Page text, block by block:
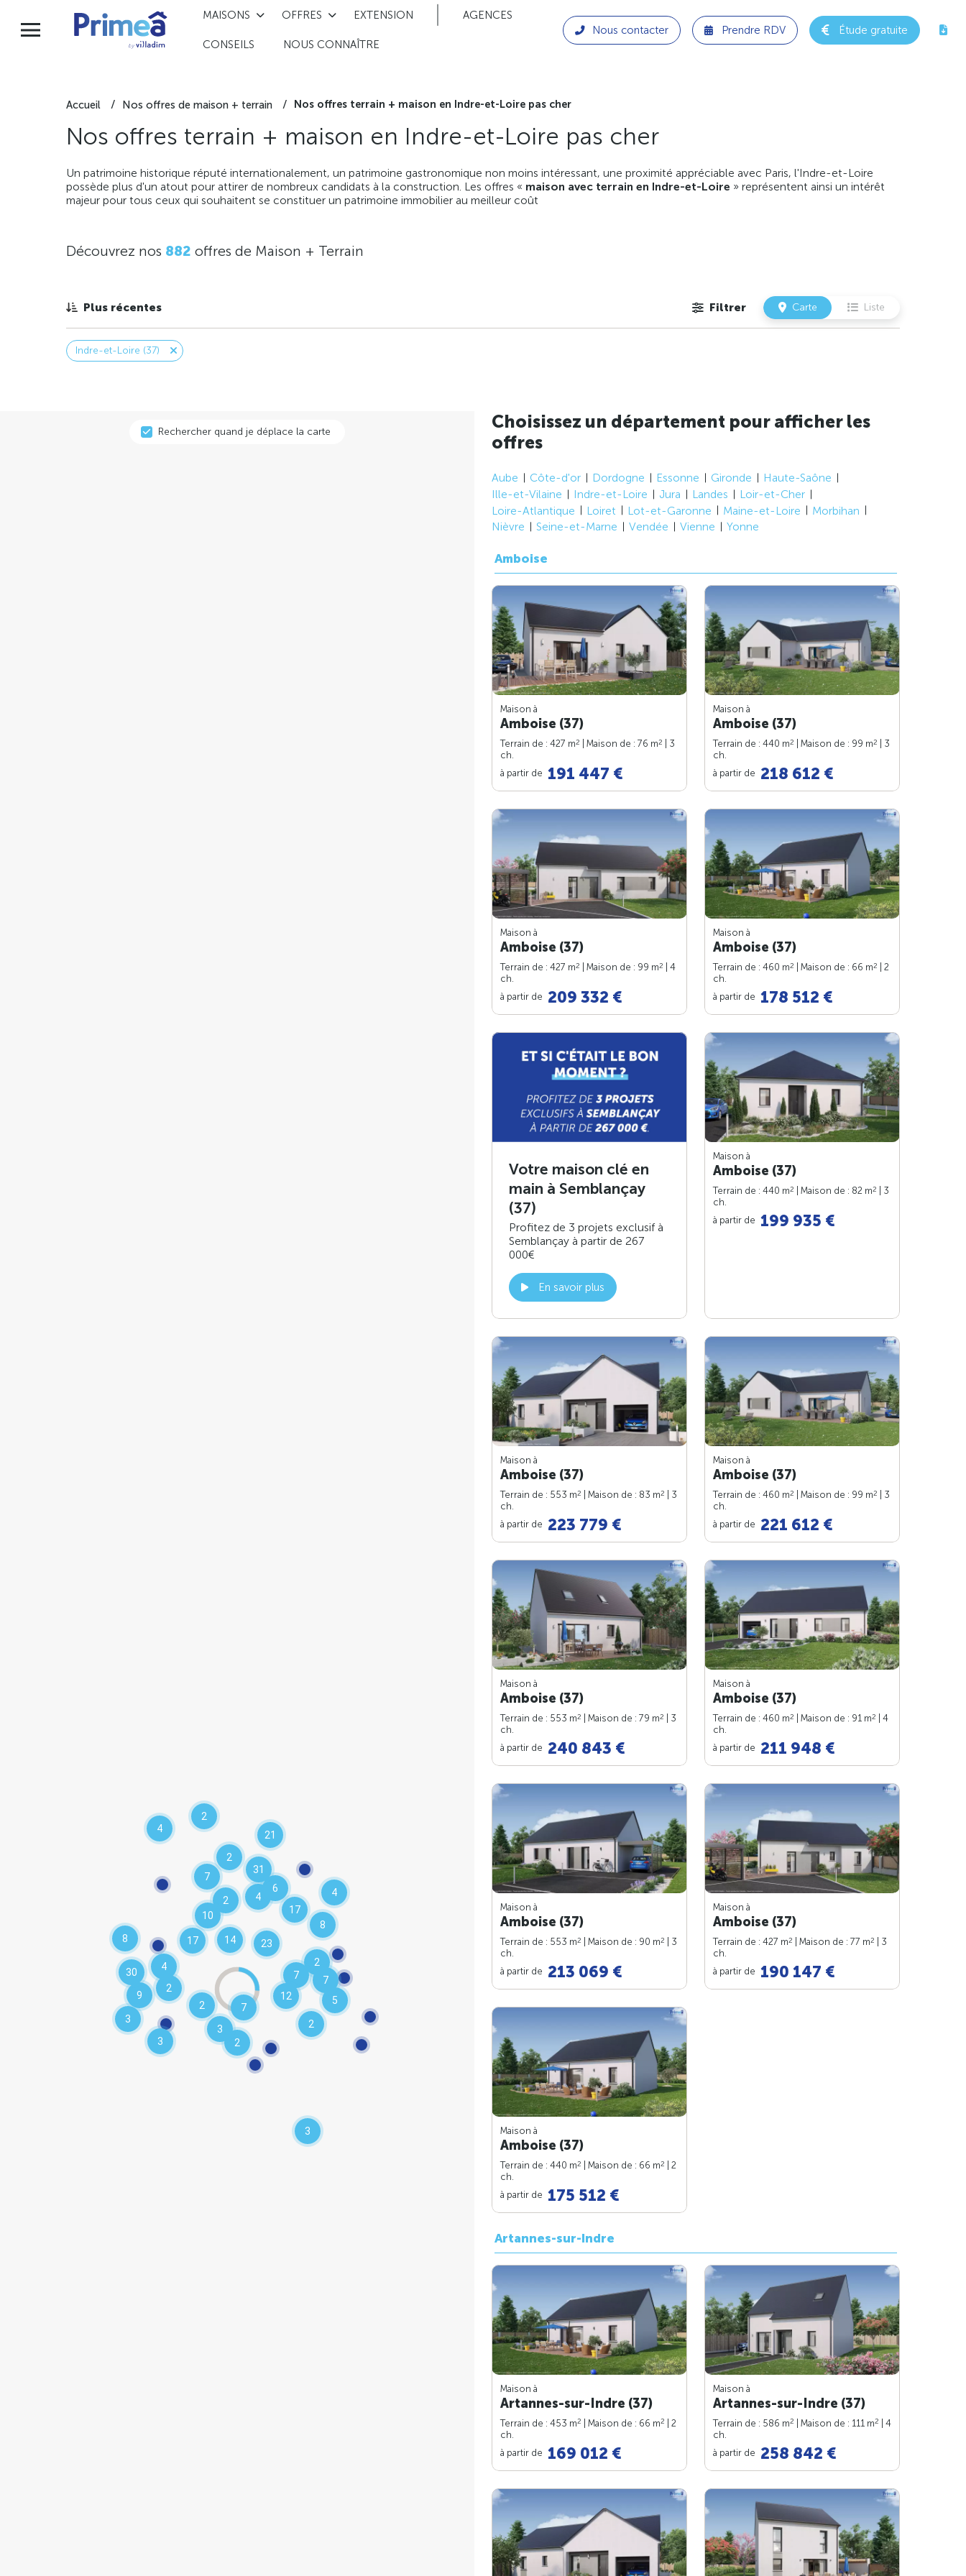
MAISONS OFFRES EXTENSION AGENCES
CONSEILS NOUS CONNAÎTRE
Nous contacter Prendre RDV Étude gratuite
Accueil Nos offres de maison + terrain Nos offres terrain + maison en Indre-et-Loire pas cher
Nos offres terrain + maison en Indre-et-Loire pas cher
Un patrimoine historique réputé internationalement, un patrimoine gastronomique non moins intéressant, une proximité appréciable avec Paris, l'Indre-et-Loire
possède plus d'un atout pour attirer de nombreux candidats à la construction. Les offres « maison avec terrain en Indre-et-Loire » représentent ainsi un intérêt
majeur pour tous ceux qui souhaitent se constituer un patrimoine immobilier au meilleur coût
Découvrez nos 882 offres de Maison + Terrain
Plus récentes Filtrer Carte Liste
Indre-et-Loire (37)
3
7
5
2
7 7
7
23
31
17
4
30
17
8
4
14
3
12
21
2
6
4
8
9
10
2
2
2
2
3
4
2
3
2
Rechercher quand je déplace la carte
Choisissez un département pour afficher les
offres
Aube Côte-d'or Dordogne Essonne Gironde
Haute-Saône
Ille-et-Vilaine
Indre-et-Loire Jura Landes
Loir-et-Cher
Loire-Atlantique
Loiret Lot-et-Garonne Maine-et-Loire
Morbihan
Nièvre
Seine-et-Marne Vendée Vienne Yonne
Amboise
Maison à
Amboise (37)
Terrain de : 427 m2 | Maison de : 76 m2
| 3
ch.
à partir de 191 447 €
Maison à
Amboise (37)
Terrain de : 440 m2 | Maison de : 99 m2
| 3
ch.
à partir de 218 612 €
Maison à
Amboise (37)
Terrain de : 427 m2 | Maison de : 99 m2
| 4
ch.
à partir de 209 332 €
Maison à
Amboise (37)
Terrain de : 460 m2 | Maison de : 66 m2
| 2
ch.
à partir de 178 512 €
Votre maison clé en
main à Semblançay
(37)
Profitez de 3 projets exclusif à
Semblançay à partir de 267
000€
En savoir plus
Maison à
Amboise (37)
Terrain de : 440 m2 | Maison de : 82 m2
| 3
ch.
à partir de 199 935 €
Maison à
Amboise (37)
Terrain de : 553 m2 | Maison de : 83 m2
| 3
ch.
à partir de 223 779 €
Maison à
Amboise (37)
Terrain de : 460 m2 | Maison de : 99 m2
| 3
ch.
à partir de 221 612 €
Maison à
Amboise (37)
Terrain de : 553 m2 | Maison de : 79 m2
| 3
ch.
à partir de 240 843 €
Maison à
Amboise (37)
Terrain de : 460 m2 | Maison de : 91 m2
| 4
ch.
à partir de 211 948 €
Maison à
Amboise (37)
Terrain de : 553 m2 | Maison de : 90 m2
| 3
ch.
à partir de 213 069 €
Maison à
Amboise (37)
Terrain de : 427 m2 | Maison de : 77 m2
| 3
ch.
à partir de 190 147 €
Maison à
Amboise (37)
Terrain de : 440 m2 | Maison de : 66 m2
| 2
ch.
à partir de 175 512 €
Artannes-sur-Indre
Maison à
Artannes-sur-Indre (37)
Terrain de : 453 m2 | Maison de : 66 m2
| 2
ch.
à partir de 169 012 €
Maison à
Artannes-sur-Indre (37)
Terrain de : 586 m2 | Maison de : 111 m2
| 4
ch.
à partir de 258 842 €